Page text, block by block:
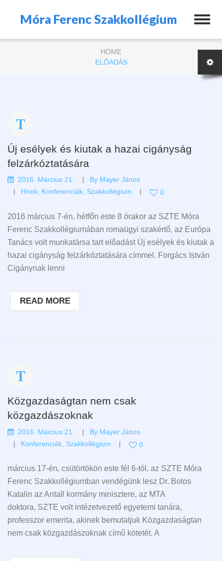
Móra Ferenc Szakkollégium
HOME
ELŐADÁS
Új esélyek és kiutak a hazai cigányság
felzárkóztatására
2016. Március 21. By Mayer János
Hírek Konferenciák Szakkollégium 0
2016 március 7-én, hétfőn este 8 órakor az SZTE Móra
Ferenc Szakkollégiumában romaügyi szakértő, az Európa
Tanács volt munkatársa tart előadást Új esélyek és kiutak a
hazai cigányság felzárkóztatására címmel. Forgács István
Cigánynak lenni
READ MORE
Közgazdaságtan nem csak
közgazdászoknak
2016. Március 21. By Mayer János
Konferenciák Szakkollégium 0
március 17-én, csütörtökön este fél 6-tól, az SZTE Móra
Ferenc Szakkollégiumban vendégünk lesz Dr. Botos
Katalin az Antall kormány minisztere, az MTA
doktora, SZTE volt intézetvezető egyetemi tanára,
professzor emerita, akinek bemutatjuk Közgazdaságtan
nem csak közgazdászoknak című kötetét. A